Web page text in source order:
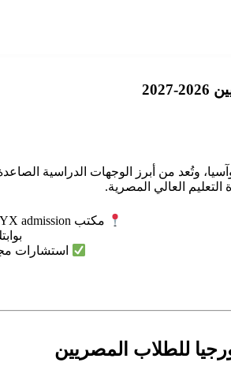
العالي المصرية.
مكتب ORYX admission للدراسة في الخارج – يقدم دليل الدراسة في جورجيا
استشارات
للطلاب المصريين